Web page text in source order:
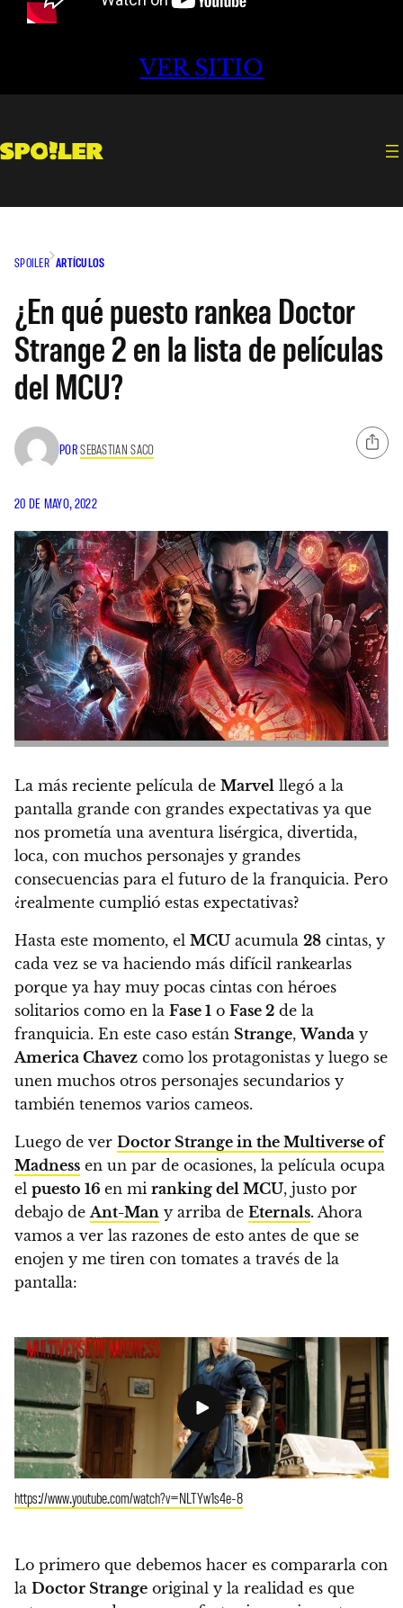
VER SITIO
SPOILER ARTÍCULOS
¿En qué puesto rankea Doctor
Strange 2 en la lista de películas
del MCU?
PORSEBASTIAN SACO
20 DE MAYO, 2022
La más reciente película de Marvel llegó a la
pantalla grande con grandes expectativas ya que
nos prometía una aventura lisérgica, divertida,
loca, con muchos personajes y grandes
consecuencias para el futuro de la franquicia. Pero
¿realmente cumplió estas expectativas?
Hasta este momento, el MCU acumula 28 cintas, y
cada vez se va haciendo más difícil rankearlas
porque ya hay muy pocas cintas con héroes
solitarios como en la Fase 1 o Fase 2 de la
franquicia. En este caso están Strange,Wanda y
America Chavez como los protagonistas y luego se
unen muchos otros personajes secundarios y
también tenemos varios cameos.
Luego de ver Doctor Strange in the Multiverse of
Madness en un par de ocasiones, la película ocupa
el puesto 16 en mi ranking del MCU, justo por
debajo deAnt-Man y arriba de Eternals. Ahora
vamos a ver las razones de esto antes de que se
enojen y me tiren con tomates a través de la
pantalla:
https://www.youtube.com/watch?v=NLTYw1s4e-8
Lo primero que debemos hacer es compararla con
la Doctor Strange original y la realidad es que